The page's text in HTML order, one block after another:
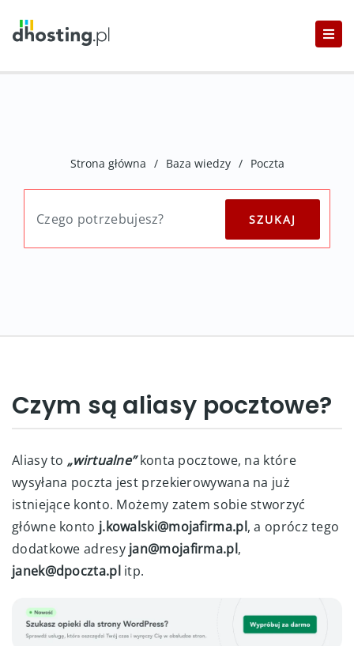
Strona główna / Baza wiedzy / Poczta
Czym są aliasy pocztowe?
Aliasy to „wirtualne”konta pocztowe, na które
wysyłana poczta jest przekierowywana na już
istniejące konto. Możemy zatem sobie stworzyć
główne konto j.kowalski@mojafirma.pl, a oprócz tego
dodatkowe adresy jan@mojafirma.pl,
janek@dpoczta.plitp.